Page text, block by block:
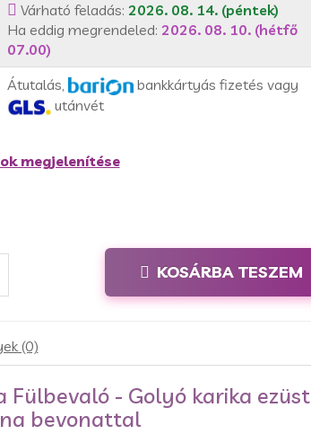
Várható feladás: 2026. 08. 14. (péntek)
Ha eddig megrendeled: 2026. 08. 10. (hétfő
07.00)
Átutalás,
bankkártyás fizetés vagy
utánvét
megjelenítése
KOSÁRBA TESZEM
(0)
Fülbevaló - Golyó karika ezüst
bevonattal